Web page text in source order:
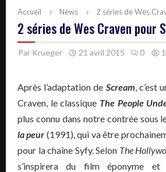
Accueil News 2 séries de Wes
2 séries de Wes Craven pour
Par Krueger 21 avril 2015 0
Après l’adaptation de Scream, c’est
Craven, le classique The People
plus connu dans notre contrée sous
la peur (1991), qui va être
pour la chaîne Syfy. Selon The
s’inspirera du film éponyme et